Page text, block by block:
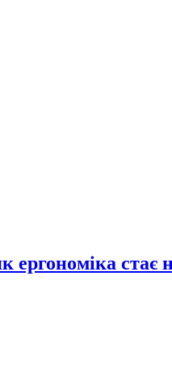
ергономіка